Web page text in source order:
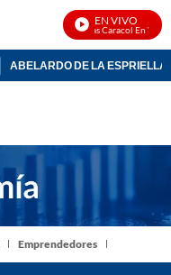
EN VIVO
Noticias Caracol En Vivo
ABELARDO DE LA ESPRIELLA
Emprendedores